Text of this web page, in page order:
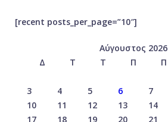
[recent posts_per_page=”10″]
Αύγουστος 2026
Δ
Τ Τ Π Π
3
4 5 6 7
10
11 12 13 14
17
18 19 20 21